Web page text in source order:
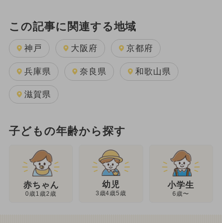
この記事に関連する地域
神戸 大阪府 京都府
兵庫県 奈良県 和歌山県
滋賀県
子どもの年齢から探す
赤ちゃん
0歳1歳2歳
幼児
3歳4歳5歳
小学生
6歳〜